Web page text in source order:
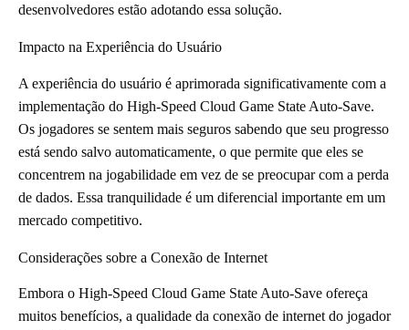
desenvolvedores estão adotando essa solução.
Impacto na Experiência do Usuário
A experiência do usuário é aprimorada significativamente com a
implementação do High-Speed Cloud Game State Auto-Save.
Os jogadores se sentem mais seguros sabendo que seu progresso
está sendo salvo automaticamente, o que permite que eles se
concentrem na jogabilidade em vez de se preocupar com a perda
de dados. Essa tranquilidade é um diferencial importante em um
mercado competitivo.
Considerações sobre a Conexão de Internet
Embora o High-Speed Cloud Game State Auto-Save ofereça
muitos benefícios, a qualidade da conexão de internet do jogador